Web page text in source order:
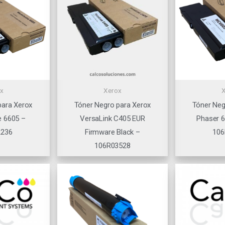
Xerox
6605 –
Xerox
Tóner Negro para Xerox
VersaLink C405 EUR
Firmware Black –
106R03528
Tóner
Phaser